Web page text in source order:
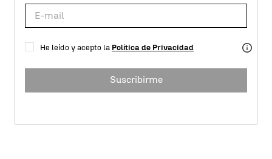
He leído y acepto la Política de Privacidad
Suscribirme